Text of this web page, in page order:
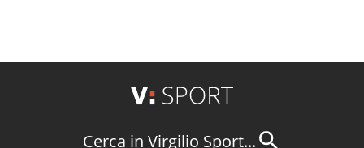
Cerca in Virgilio Sport...